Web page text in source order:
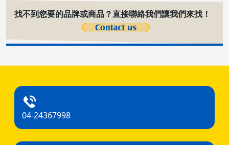
找不到您要的品牌或商品？直接聯絡我們讓我們來找！
04-24367998